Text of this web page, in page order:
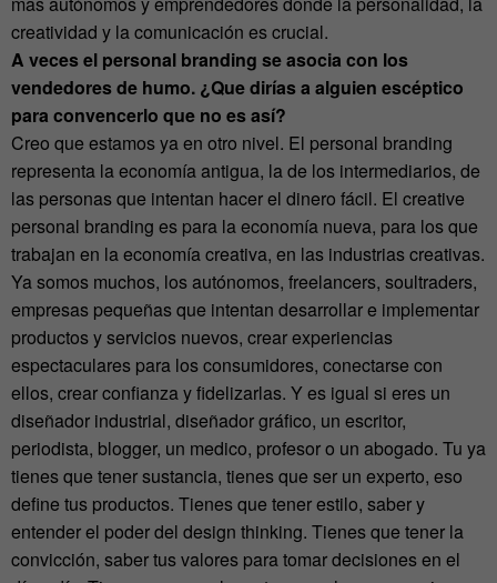
creatividad y la comunicación es crucial.
A veces el personal branding se asocia con los
vendedores de humo. ¿Que dirías a alguien escéptico
para convencerlo que no es así?
Creo que estamos ya en otro nivel. El personal branding
representa la economía antigua, la de los intermediarios, de
las personas que intentan hacer el dinero fácil. El creative
personal branding es para la economía nueva, para los que
trabajan en la economía creativa, en las industrias creativas.
Ya somos muchos, los autónomos, freelancers, soultraders,
empresas pequeñas que intentan desarrollar e implementar
productos y servicios nuevos, crear experiencias
espectaculares para los consumidores, conectarse con
ellos, crear confianza y fidelizarlas. Y es igual si eres un
diseñador industrial, diseñador gráfico, un escritor,
periodista, blogger, un medico, profesor o un abogado. Tu ya
tienes que tener sustancia, tienes que ser un experto, eso
define tus productos. Tienes que tener estilo, saber y
entender el poder del design thinking. Tienes que tener la
convicción, saber tus valores para tomar decisiones en el